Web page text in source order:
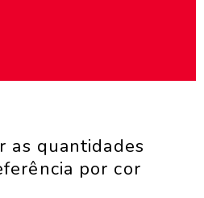
as quantidades
por cor